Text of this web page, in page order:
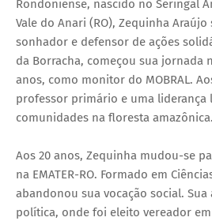
Rondoniense, nascido no Seringal
Vale do Anari (RO), Zequinha
sonhador e defensor de ações
da Borracha, começou sua jornada
anos, como monitor do MOBRAL.
professor primário e uma liderança
comunidades na floresta amazônica.
Aos 20 anos, Zequinha mudou-se
na EMATER-RO. Formado em
abandonou sua vocação social.
política, onde foi eleito vereador